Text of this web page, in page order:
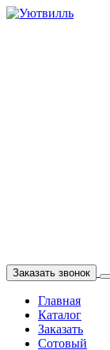
Заказать звонок
Главная
Каталог
Заказать
Сотовый